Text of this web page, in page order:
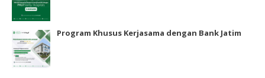
Program Khusus Kerjasama dengan Bank Jatim